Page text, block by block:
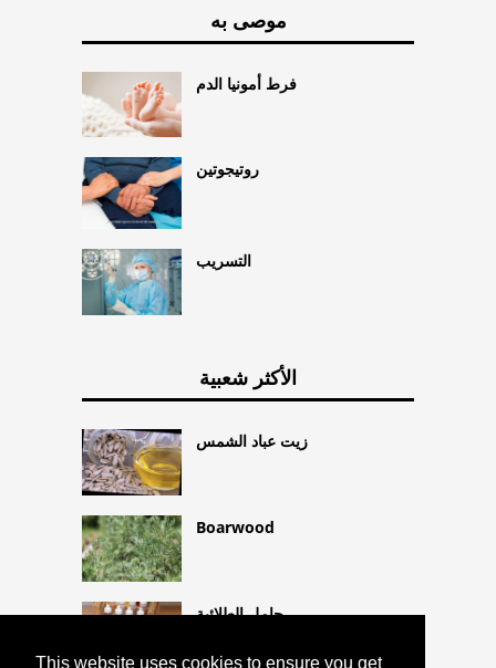
This website uses cookies to ensure you get
موصى به
فرط أمونيا الدم
روتيجوتين
التسريب
الأكثر شعبية
زيت عباد الشمس
Boarwood
حامل الطلائية